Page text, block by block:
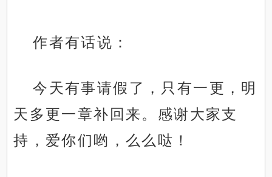
作者有话说：
今天有事请假了，只有一更，明
天多更一章补回来。感谢大家支
持，爱你们哟，么么哒！